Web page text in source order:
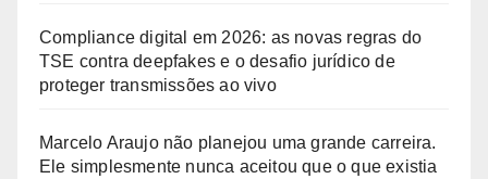
Compliance digital em 2026: as novas regras do
TSE contra deepfakes e o desafio jurídico de
proteger transmissões ao vivo
Marcelo Araujo não planejou uma grande carreira.
Ele simplesmente nunca aceitou que o que existia